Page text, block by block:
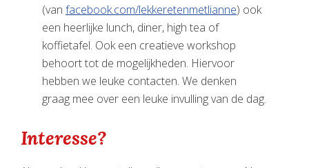
(vanfacebook.com/lekkeretenmetlianne) ook
een heerlijke lunch, diner, high tea of
koffietafel. Ook een creatieve workshop
behoort tot de mogelijkheden. Hiervoor
hebben we leuke contacten. We denken
graag mee over een leuke invulling van de dag.
Interesse?